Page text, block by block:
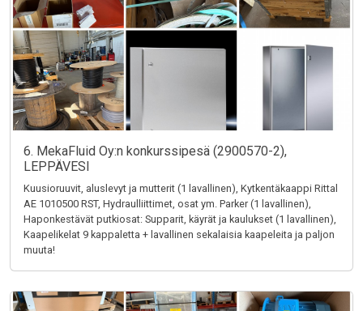
6. MekaFluid Oy:n konkurssipesä (2900570-2),
LEPPÄVESI
Kuusioruuvit, aluslevyt ja mutterit (1 lavallinen), Kytkentäkaappi Rittal
AE 1010500 RST, Hydraulliittimet, osat ym. Parker (1 lavallinen),
Haponkestävät putkiosat: Supparit, käyrät ja kaulukset (1 lavallinen),
Kaapelikelat 9 kappaletta + lavallinen sekalaisia kaapeleita ja paljon
muuta!